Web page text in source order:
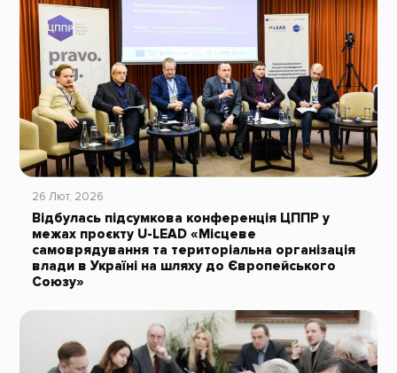
26 Лют, 2026
Відбулась підсумкова конференція ЦППР у
межах проєкту U-LEAD «Місцеве
самоврядування та територіальна організація
влади в Україні на шляху до Європейського
Союзу»